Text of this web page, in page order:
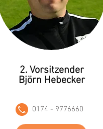
2. Vorsitzender
Björn Hebecker
0174 - 9776660